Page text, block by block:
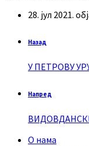
28. јул 2021.
Назад
У ПЕТРОВУ
Напред
О нама